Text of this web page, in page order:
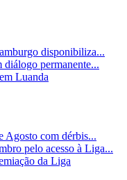
disponibiliza...
diálogo permanente...
Luanda
Agosto com dérbis...
pelo acesso à Liga...
da Liga